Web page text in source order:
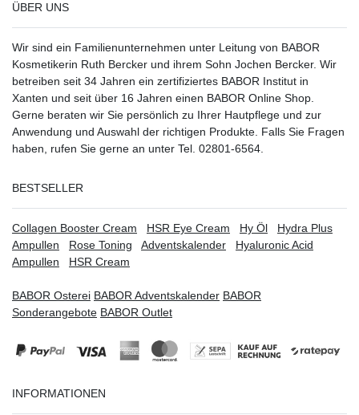
ÜBER UNS
Wir sind ein Familienunternehmen unter Leitung von BABOR
Kosmetikerin Ruth Bercker und ihrem Sohn Jochen Bercker. Wir
betreiben seit 34 Jahren ein zertifiziertes BABOR Institut in
Xanten und seit über 16 Jahren einen BABOR Online Shop.
Gerne beraten wir Sie persönlich zu Ihrer Hautpflege und zur
Anwendung und Auswahl der richtigen Produkte. Falls Sie Fragen
haben, rufen Sie gerne an unter Tel. 02801-6564.
BESTSELLER
Collagen Booster Cream HSR Eye Cream Hy Öl
Hydra Plus
Ampullen
Rose Toning Adventskalender
Hyaluronic Acid
Ampullen
HSR Cream
BABOR Osterei BABOR Adventskalender BABOR
Sonderangebote BABOR Outlet
INFORMATIONEN